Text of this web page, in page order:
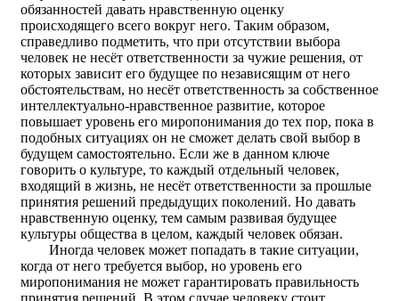
обязанностей давать нравственную оценку
происходящего всего вокруг него. Таким образом,
справедливо подметить, что при отсутствии выбора
человек не несёт ответственности за чужие решения, от
которых зависит его будущее по независящим от него
обстоятельствам, но несёт ответственность за собственное
интеллектуально-нравственное развитие, которое
повышает уровень его миропонимания до тех пор, пока в
подобных ситуациях он не сможет делать свой выбор в
будущем самостоятельно. Если же в данном ключе
говорить о культуре, то каждый отдельный человек,
входящий в жизнь, не несёт ответственности за прошлые
принятия решений предыдущих поколений. Но давать
нравственную оценку, тем самым развивая будущее
культуры общества в целом, каждый человек обязан.
Иногда человек может попадать в такие ситуации,
когда от него требуется выбор, но уровень его
миропонимания не может гарантировать правильность
принятия решений. В этом случае человеку стоит